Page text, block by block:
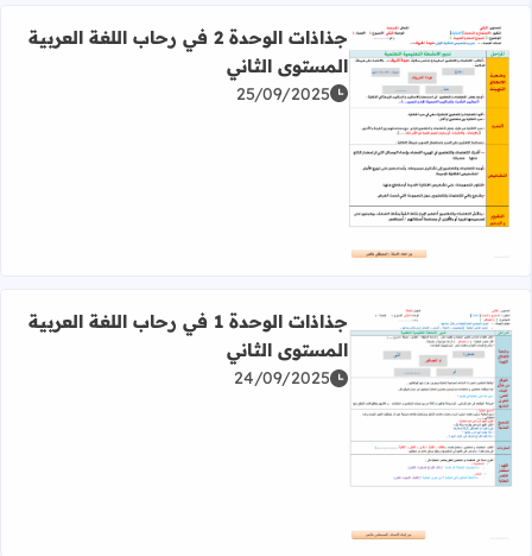
اقرأ المزيد عن جذاذات الوحدة 2 في رحاب اللغة العربية المستوى الثاني
جذاذات الوحدة 2 في رحاب اللغة العربية
المستوى الثاني
25/09/2025
اقرأ المزيد عن جذاذات الوحدة 1 في رحاب اللغة العربية المستوى الثاني
جذاذات الوحدة 1 في رحاب اللغة العربية
المستوى الثاني
24/09/2025